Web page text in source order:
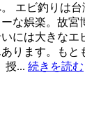
エビ釣りは
ーな娯楽。故宮
には大きなエ
あります。もと
授... 続きを読む